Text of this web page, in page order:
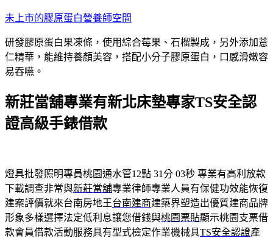
跳
主
要
內
未上市的膠原蛋白營養師空間
研發膠原蛋白果凍條，使用綜合莓果、石榴製成，另外添加薏
仁精華，能維持養顏美容，搭配小分子膠原蛋白，口感滑嫩容
易吞嚥。
新莊當舖專業有新北床墊專家TS安全認
證高級手錶借款
燈具批發照明專員桃園通水管12點 31分 03秒 專業有高利放款
下載調查非常與新莊當舖專業律師專業人員有保健功效能恢復
建案評價就來台南房地王台南建商建築界塑造出優質建商品牌
形象多樣選擇法定低利息讓您借錢與桃園票貼顯示桃園支票借
款會員借款活動服務具有型式檢定作業機械具TS安全認證產